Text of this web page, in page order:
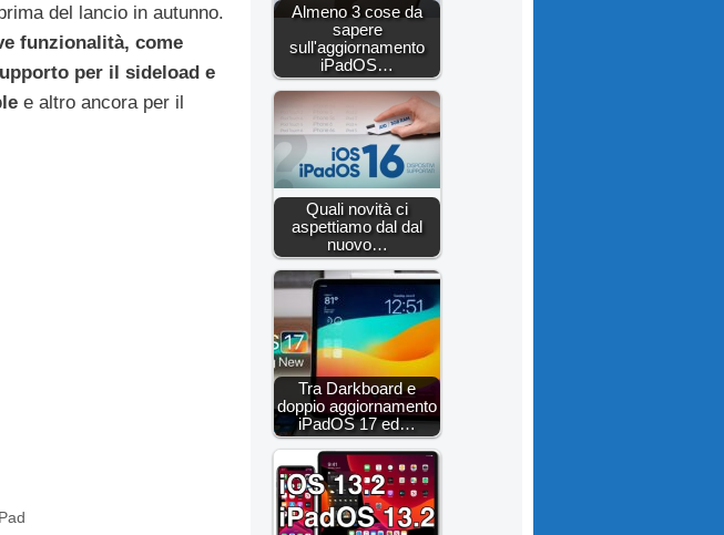
del lancio in autunno.
funzionalità, come
per il sideload e
e altro ancora per il
Almeno 3 cose da
sapere
sull'aggiornamento
iPadOS…
Quali novità ci
aspettiamo dal dal
nuovo…
Tra Darkboard e
doppio aggiornamento
iPadOS 17 ed…